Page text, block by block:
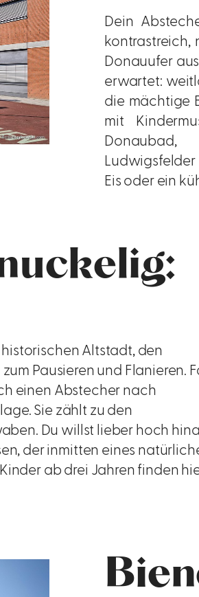
Dein
kontrastreich,
Donauufer
erwartet:
die mächtige
mit
Eis oder ein
Altstadt, den
Pausieren und Flanieren.
einen Abstecher nach
Sie zählt zu den
Du willst lieber hoch
der inmitten eines
ab drei Jahren finden